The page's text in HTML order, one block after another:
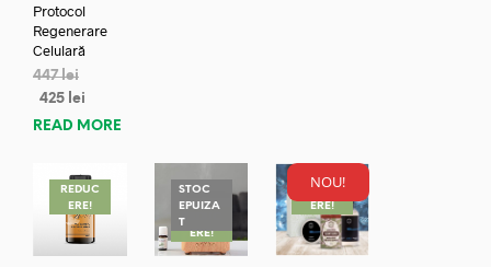
Protocol
Regenerare
Celulară
447lei
425 lei
READ MORE
REDUC
ERE!
STOC
EPUIZA
TREDUC
ERE!
NOU!
REDUC
ERE!